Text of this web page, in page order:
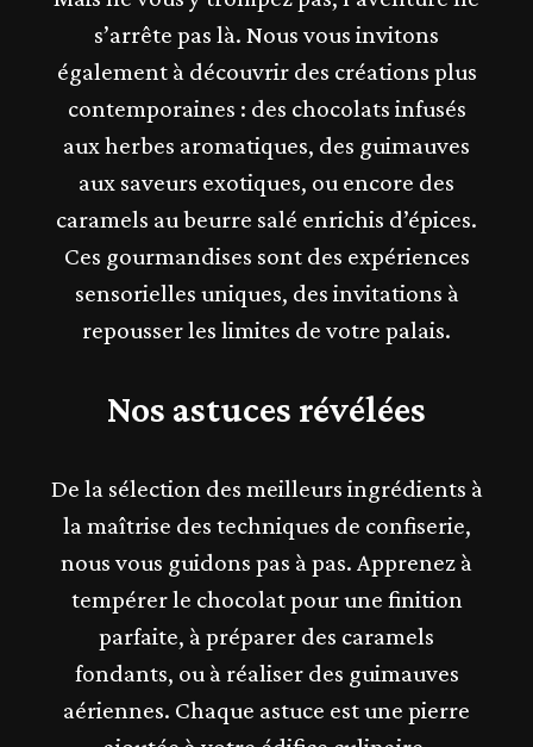
s’arrête pas là. Nous vous invitons
également à découvrir des créations plus
contemporaines : des chocolats infusés
aux herbes aromatiques, des guimauves
aux saveurs exotiques, ou encore des
caramels au beurre salé enrichis d’épices.
Ces gourmandises sont des expériences
sensorielles uniques, des invitations à
repousser les limites de votre palais.
Nos astuces révélées
De la sélection des meilleurs ingrédients à
la maîtrise des techniques de confiserie,
nous vous guidons pas à pas. Apprenez à
tempérer le chocolat pour une finition
parfaite, à préparer des caramels
fondants, ou à réaliser des guimauves
aériennes. Chaque astuce est une pierre